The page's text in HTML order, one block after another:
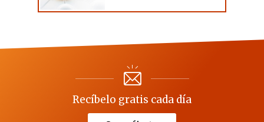
Recíbelo gratis cada día